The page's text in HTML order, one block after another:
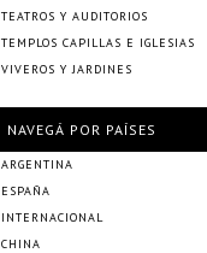
TEATROS Y AUDITORIOS
TEMPLOS CAPILLAS E IGLESIAS
VIVEROS Y JARDINES
NAVEGÁ POR PAÍSES
ARGENTINA
ESPAÑA
INTERNACIONAL
CHINA